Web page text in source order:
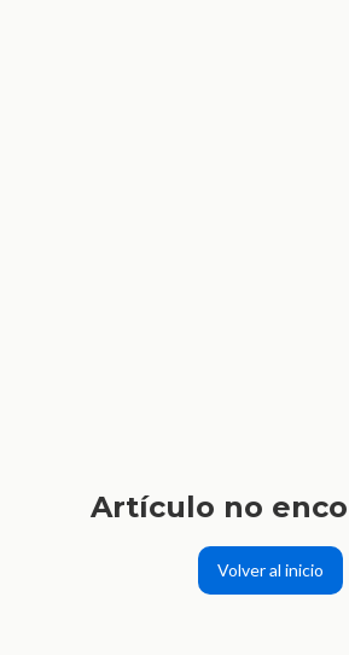
Artículo no
Volver al inicio